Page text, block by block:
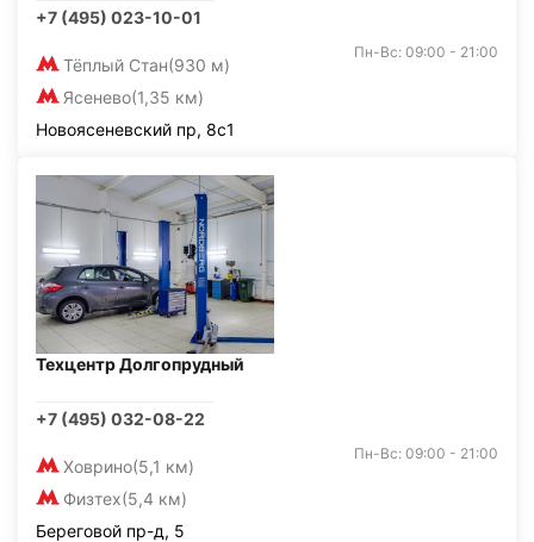
+7 (495) 023-10-01
Тёплый Стан(930 м)
Ясенево(1,35 км)
Пн-Вс: 09:00 - 21:00
Новоясеневский пр, 8с1
Техцентр Долгопрудный
+7 (495) 032-08-22
Ховрино(5,1 км)
Физтех(5,4 км)
Пн-Вс: 09:00 - 21:00
Береговой пр-д, 5